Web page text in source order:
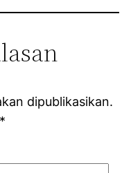
dipublikasikan.
*